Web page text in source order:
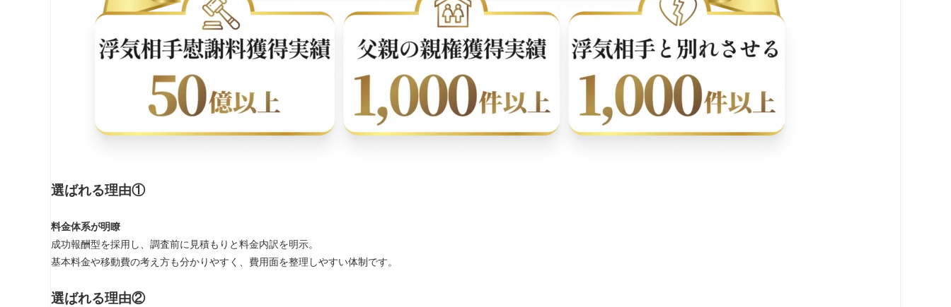
選ばれる理由①
料金体系が明瞭
成功報酬型を採用し、調査前に見積もりと料金内訳を明示。
基本料金や移動費の考え方も分かりやすく、費用面を整理しやすい体制です。
選ばれる理由②